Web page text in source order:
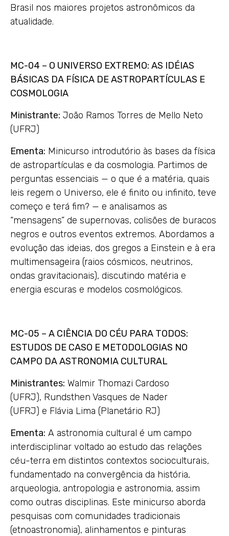
Brasil nos maiores projetos astronômicos da
atualidade.
MC-04 – O UNIVERSO EXTREMO: AS IDÉIAS
BÁSICAS DA FÍSICA DE ASTROPARTÍCULAS E
COSMOLOGIA
Ministrante: João Ramos Torres de Mello Neto
(UFRJ)
Ementa: Minicurso introdutório às bases da física
de astropartículas e da cosmologia. Partimos de
perguntas essenciais — o que é a matéria, quais
leis regem o Universo, ele é finito ou infinito, teve
começo e terá fim? — e analisamos as
“mensagens” de supernovas, colisões de buracos
negros e outros eventos extremos. Abordamos a
evolução das ideias, dos gregos a Einstein e à era
multimensageira (raios cósmicos, neutrinos,
ondas gravitacionais), discutindo matéria e
energia escuras e modelos cosmológicos.
MC-05 – A CIÊNCIA DO CÉU PARA TODOS:
ESTUDOS DE CASO E METODOLOGIAS NO
CAMPO DA ASTRONOMIA CULTURAL
Ministrantes: Walmir Thomazi Cardoso
(UFRJ), Rundsthen Vasques de Nader
(UFRJ) e Flávia Lima (Planetário RJ)
Ementa: A astronomia cultural é um campo
interdisciplinar voltado ao estudo das relações
céu-terra em distintos contextos socioculturais,
fundamentado na convergência da história,
arqueologia, antropologia e astronomia, assim
como outras disciplinas. Este minicurso aborda
pesquisas com comunidades tradicionais
(etnoastronomia), alinhamentos e pinturas